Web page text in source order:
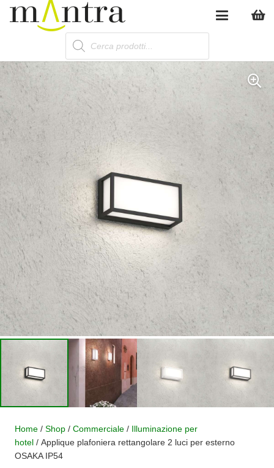
Products
search
Home / Shop / Commerciale / Illuminazione per
hotel / Applique plafoniera rettangolare 2 luci per esterno
OSAKA IP54